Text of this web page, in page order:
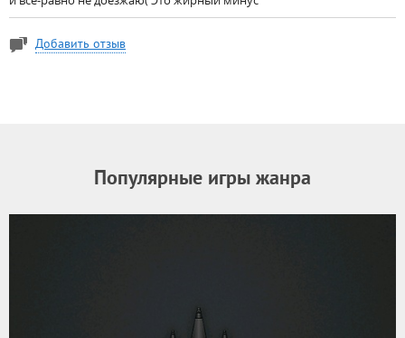
Добавить отзыв
Популярные игры жанра